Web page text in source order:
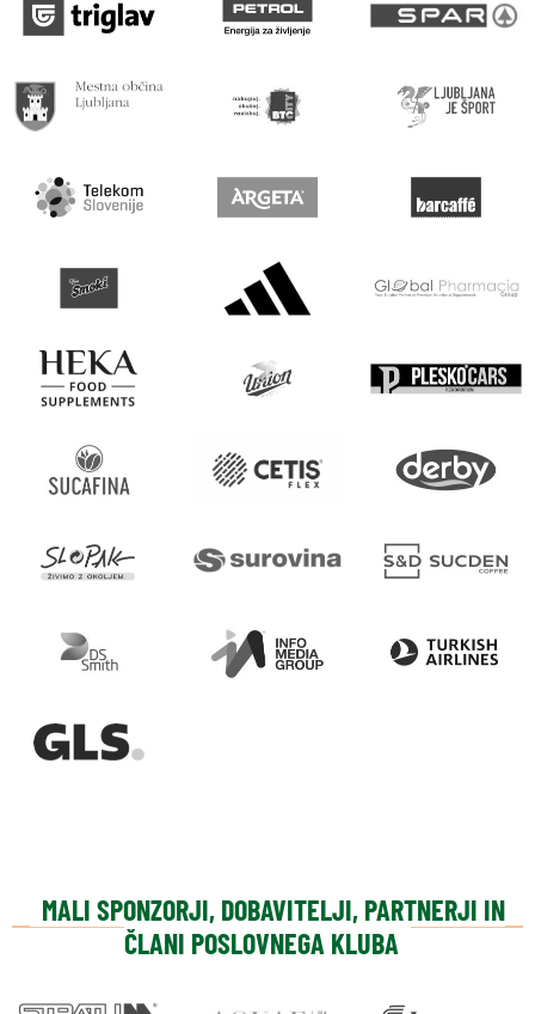
MALI SPONZORJI, DOBAVITELJI, PARTNERJI IN
ČLANI POSLOVNEGA KLUBA